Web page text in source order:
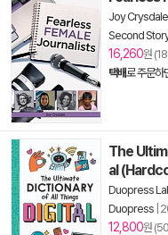
Joy Crysdale
Second
16,260원
택배로 주문하
The
al
Duopress
Duopress
12,800원